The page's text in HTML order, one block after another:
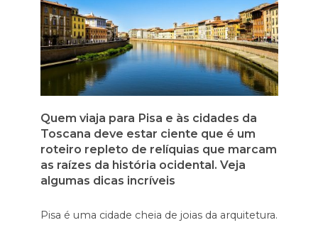
Quem viaja para Pisa e às cidades da
Toscana deve estar ciente que é um
roteiro repleto de relíquias que marcam
as raízes da história ocidental. Veja
algumas dicas incríveis
Pisa é uma cidade cheia de joias da arquitetura.